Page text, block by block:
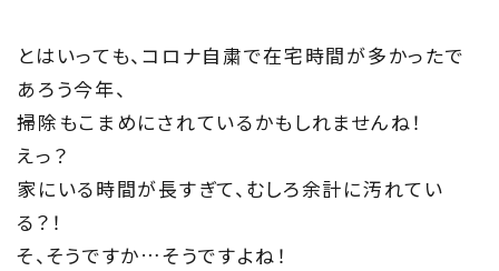
About
住まい夢ネットとは
Concept
ウッド・コミュ二ケーション
とはいっても、コロナ自粛で在宅時間が多かったで
あろう今年、
掃除もこまめにされているかもしれませんね！
えっ？
家にいる時間が長すぎて、むしろ余計に汚れてい
る？！
そ、そうですか…そうですよね！